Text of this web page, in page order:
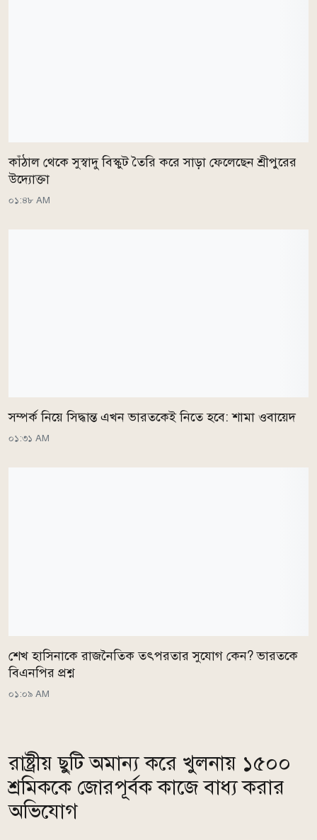
কাঁঠাল থেকে সুস্বাদু বিস্কুট তৈরি করে সাড়া ফেলেছেন শ্রীপুরের
উদ্যোক্তা
০১:৪৮ AM
সম্পর্ক নিয়ে সিদ্ধান্ত এখন ভারতকেই নিতে হবে: শামা ওবায়েদ
০১:৩১ AM
শেখ হাসিনাকে রাজনৈতিক তৎপরতার সুযোগ কেন? ভারতকে
বিএনপির প্রশ্ন
০১:০৯ AM
রাষ্ট্রীয় ছুটি অমান্য করে খুলনায় ১৫০০
শ্রমিককে জোরপূর্বক কাজে বাধ্য করার
অভিযোগ